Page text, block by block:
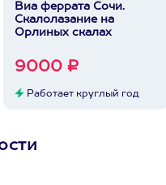
Виа феррата Сочи.
Скалолазание на
Орлиных скалах
9000 ₽
Работает круглый год